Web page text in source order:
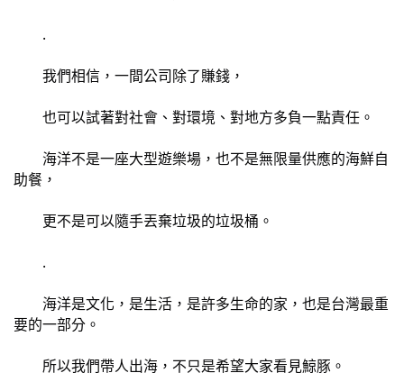
	.
	我們相信，一間公司除了賺錢，
	也可以試著對社會、對環境、對地方多負一點責任。
助餐，
	更不是可以隨手丟棄垃圾的垃圾桶。
	.
要的一部分。
	所以我們帶人出海，不只是希望大家看見鯨豚。